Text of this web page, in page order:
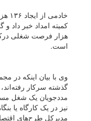
است.
نیز در یک کارگاه یا
مدیرکل طرح‌های